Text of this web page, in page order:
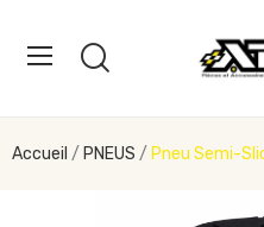
Accueil PNEUS Pneu Semi-